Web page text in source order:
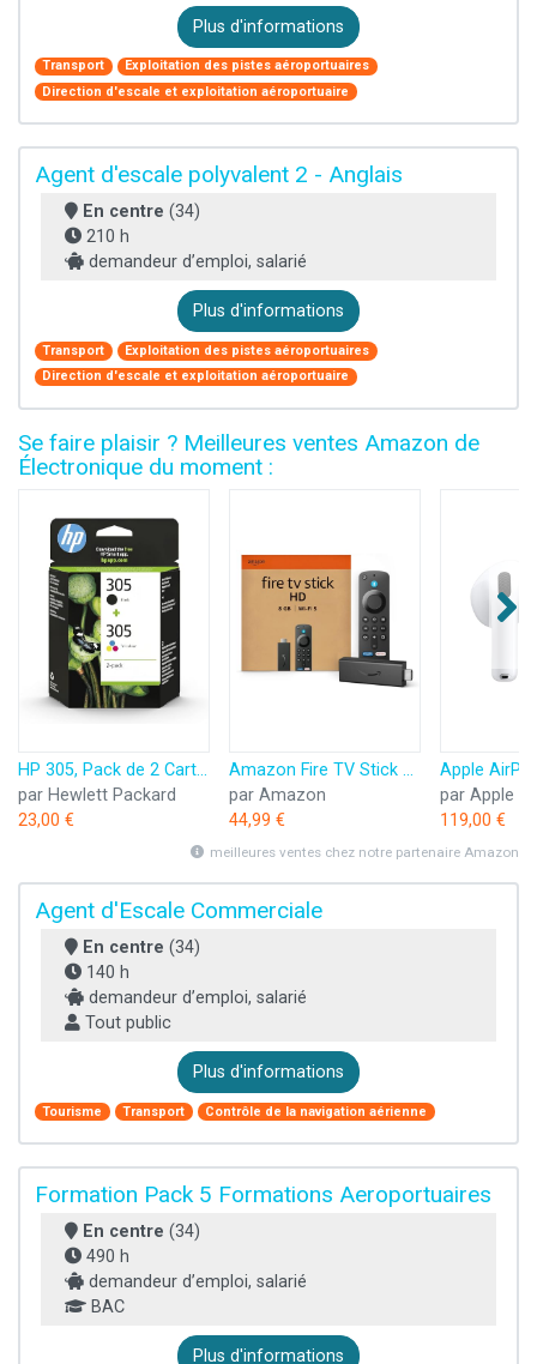
Plus d'informations
Transport
Exploitation des pistes aéroportuaires
Direction d'escale et exploitation aéroportuaire
Agent d'escale polyvalent 2 - Anglais
En centre (34)
210 h
demandeur d’emploi, salarié
Plus d'informations
Transport
Exploitation des pistes aéroportuaires
Direction d'escale et exploitation aéroportuaire
Se faire plaisir ? Meilleures ventes Amazon de
Électronique du moment :
HP 305, Pack de 2 Cartouches d’Encre Originales, 6ZD17AE, Noir, Cyan, Jaune, Magenta
par Hewlett Packard
23,00 €
Amazon Fire TV Stick HD (Nouvelle génération) | TV gratuite et en direct, télécommande vocale Alexa, contrôle de la maison connectée, streaming HD
par Amazon
44,99 €
par Apple
119,00 €
meilleures ventes chez notre partenaire Amazon
Agent d'Escale Commerciale
En centre (34)
140 h
demandeur d’emploi, salarié
Tout public
Plus d'informations
Tourisme Transport Contrôle de la navigation aérienne
Formation Pack 5 Formations Aeroportuaires
En centre (34)
490 h
demandeur d’emploi, salarié
BAC
Plus d'informations